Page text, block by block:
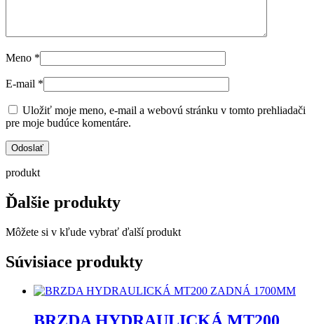
Meno *
E-mail *
Uložiť moje meno, e-mail a webovú stránku v tomto prehliadači
pre moje budúce komentáre.
produkt
Ďalšie produkty
Môžete si v kľude vybrať ďalší produkt
Súvisiace produkty